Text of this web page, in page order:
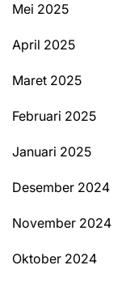
Mei 2025
April 2025
Maret 2025
Februari 2025
Januari 2025
Desember 2024
November 2024
Oktober 2024